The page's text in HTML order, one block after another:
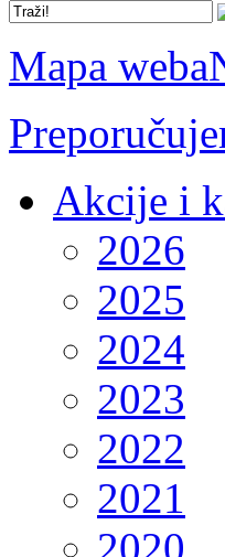
Mapa weba
Akcije i
2026
2025
2024
2023
2022
2021
2020